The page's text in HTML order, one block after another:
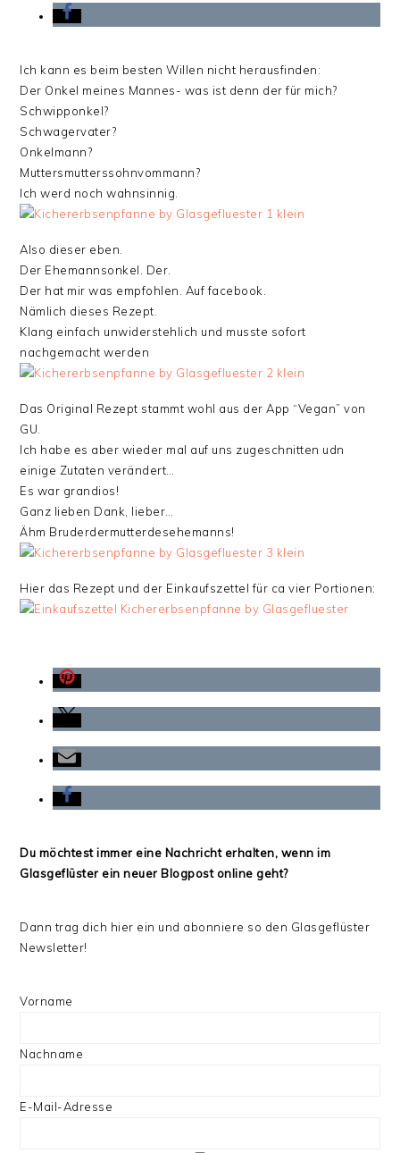
Ich kann es beim besten Willen nicht herausfinden:
Der Onkel meines Mannes- was ist denn der für mich?
Schwipponkel?
Schwagervater?
Onkelmann?
Muttersmutterssohnvommann?
Ich werd noch wahnsinnig.
Also dieser eben.
Der Ehemannsonkel. Der.
Der hat mir was empfohlen. Auf facebook.
Nämlich dieses Rezept.
Klang einfach unwiderstehlich und musste sofort
nachgemacht werden
Das Original Rezept stammt wohl aus der App “Vegan” von
GU.
Ich habe es aber wieder mal auf uns zugeschnitten udn
einige Zutaten verändert…
Es war grandios!
Ganz lieben Dank, lieber…
Ähm Bruderdermutterdesehemanns!
Hier das Rezept und der Einkaufszettel für ca vier Portionen:
Du möchtest immer eine Nachricht erhalten, wenn im
Glasgeflüster ein neuer Blogpost online geht?
Dann trag dich hier ein und abonniere so den Glasgeflüster
Newsletter!
Vorname
Nachname
E-Mail-Adresse